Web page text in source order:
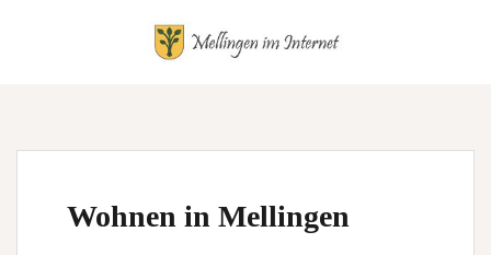
Wohnen in Mellingen